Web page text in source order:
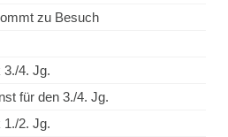
zu Besuch
3./4. Jg.
für den 3./4. Jg.
1./2. Jg.